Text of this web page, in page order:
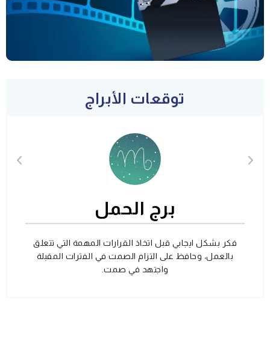
توقعات الأبراج
برج الحمل
فكر بشكل ايجابي قبل اتخاذ القرارات المهمة التي تتعلق
بالعمل، وحافظ على التزام الصمت في الفترات المقبلة
واجتهد في صمت.